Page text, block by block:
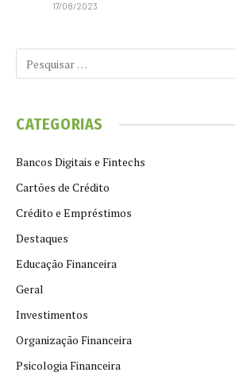
17/08/2023
CATEGORIAS
Bancos Digitais e Fintechs
Cartões de Crédito
Crédito e Empréstimos
Destaques
Educação Financeira
Geral
Investimentos
Organização Financeira
Psicologia Financeira